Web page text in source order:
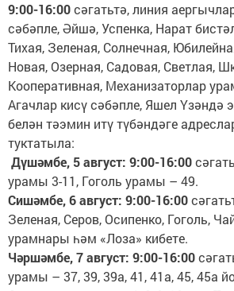
9:00-16:00сәгатьтә, линия
сәбәпле, Әйшә, Успенка, Нарат
Тихая, Зеленая, Солнечная,
Новая, Озерная, Садовая, Светлая,
Кооперативная, Механизаторлар
Агачлар кисү сәбәпле, Яшел Үзәндә
белән тәэмин итү түбәндәге
туктатыла:
Дүшәмбе, 5 август: 9:00-16:00
урамы 3-11, Гоголь урамы – 49.
Сишәмбе, 6 август: 9:00-16:00
Зеленая, Серов, Осипенко, Гоголь,
урамнары һәм «Лоза» кибете.
Чәршәмбе, 7 август: 9:00-16:00
урамы – 37, 39, 39а, 41, 41а, 45, 45а